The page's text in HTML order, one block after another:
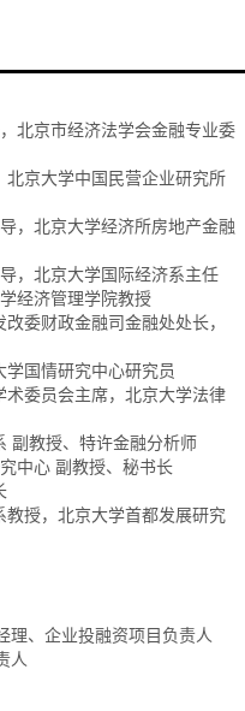
北京市经济法学会金融专业委
京大学中国民营企业研究所
，北京大学经济所房地产金融
，北京大学国际经济系主任
经济管理学院教授
委财政金融司金融处处长，
国情研究中心研究员
委员会主席，北京大学法律
副教授、特许金融分析师
中心 副教授、秘书长
授，北京大学首都发展研究
理、企业投融资项目负责人
人